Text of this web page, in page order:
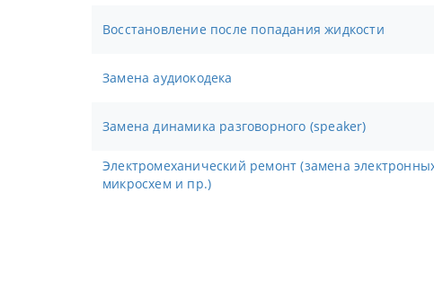
Восстановление после попадания жидкости
Замена аудиокодека
Замена динамика разговорного (speaker)
Электромеханический ремонт (замена электронных компонентов,
микросхем и пр.)